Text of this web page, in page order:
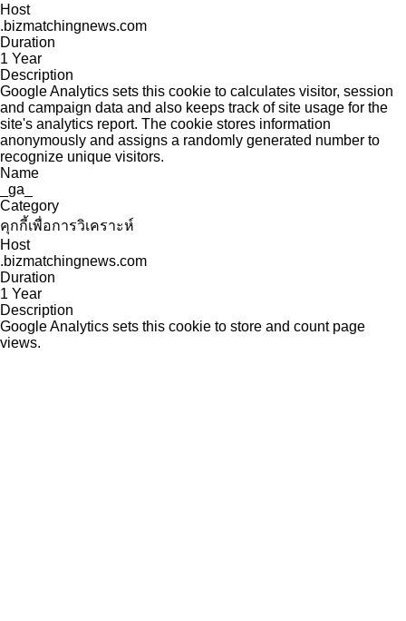
Host
.bizmatchingnews.com
Duration
1 Year
Description
Google Analytics sets this cookie to calculates visitor, session
and campaign data and also keeps track of site usage for the
site's analytics report. The cookie stores information
anonymously and assigns a randomly generated number to
recognize unique visitors.
Name
_ga_
Category
คุกกี้เพื่อการวิเคราะห์
Host
.bizmatchingnews.com
Duration
1 Year
Description
Google Analytics sets this cookie to store and count page
views.